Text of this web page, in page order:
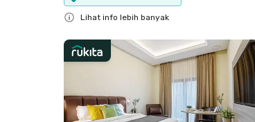
Lihat info lebih banyak